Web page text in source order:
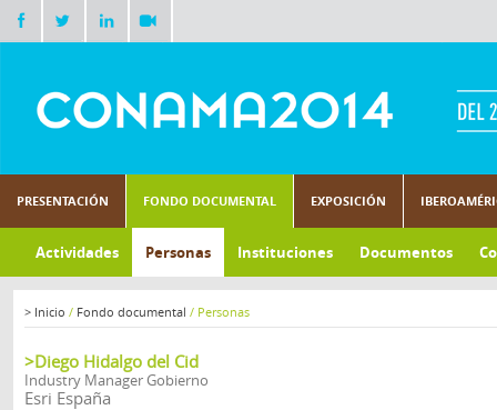
PRESENTACIÓN FONDO DOCUMENTAL EXPOSICIÓN
Actividades Personas Instituciones Documentos
> Inicio / Fondo documental / Personas
>Diego Hidalgo del Cid
Industry Manager Gobierno
Esri España